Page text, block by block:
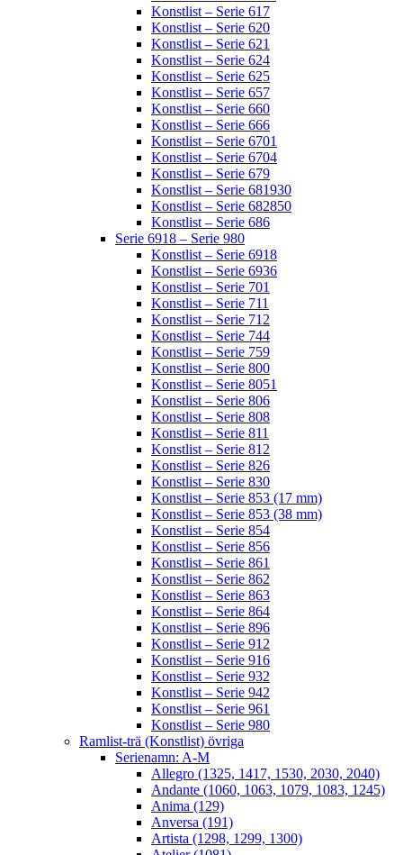
Konstlist – Serie 617
Konstlist – Serie 620
Konstlist – Serie 621
Konstlist – Serie 624
Konstlist – Serie 625
Konstlist – Serie 657
Konstlist – Serie 660
Konstlist – Serie 666
Konstlist – Serie 6701
Konstlist – Serie 6704
Konstlist – Serie 679
Konstlist – Serie 681930
Konstlist – Serie 682850
Konstlist – Serie 686
Serie 6918 – Serie 980
Konstlist – Serie 6918
Konstlist – Serie 6936
Konstlist – Serie 701
Konstlist – Serie 711
Konstlist – Serie 712
Konstlist – Serie 744
Konstlist – Serie 759
Konstlist – Serie 800
Konstlist – Serie 8051
Konstlist – Serie 806
Konstlist – Serie 808
Konstlist – Serie 811
Konstlist – Serie 812
Konstlist – Serie 826
Konstlist – Serie 830
Konstlist – Serie 853 (17 mm)
Konstlist – Serie 853 (38 mm)
Konstlist – Serie 854
Konstlist – Serie 856
Konstlist – Serie 861
Konstlist – Serie 862
Konstlist – Serie 863
Konstlist – Serie 864
Konstlist – Serie 896
Konstlist – Serie 912
Konstlist – Serie 916
Konstlist – Serie 932
Konstlist – Serie 942
Konstlist – Serie 961
Konstlist – Serie 980
Ramlist-trä (Konstlist) övriga
Serienamn: A-M
Allegro (1325, 1417, 1530, 2030, 2040)
Andante (1060, 1063, 1079, 1083, 1245)
Anima (129)
Anversa (191)
Artista (1298, 1299, 1300)